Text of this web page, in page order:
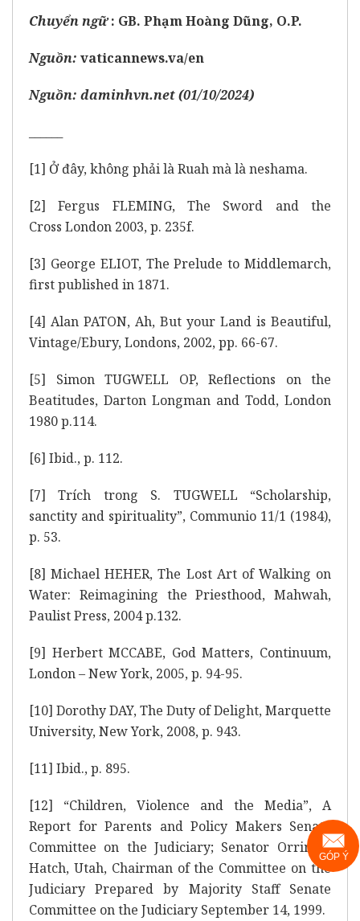
Chuyển ngữ: GB. Phạm Hoàng Dũng, O.P.
Nguồn: vaticannews.va/en
Nguồn: daminhvn.net (01/10/2024)
[1] Ở đây, không phải là Ruah mà là neshama.
[2] Fergus FLEMING, The Sword and the
Cross London 2003, p. 235f.
[3] George ELIOT, The Prelude to Middlemarch,
first published in 1871.
[4] Alan PATON, Ah, But your Land is Beautiful,
Vintage/Ebury, Londons, 2002, pp. 66-67.
[5] Simon TUGWELL OP, Reflections on the
Beatitudes, Darton Longman and Todd, London
1980 p.114.
[6] Ibid., p. 112.
[7] Trích trong S. TUGWELL “Scholarship,
sanctity and spirituality”, Communio 11/1 (1984),
p. 53.
[8] Michael HEHER, The Lost Art of Walking on
Water: Reimagining the Priesthood, Mahwah,
Paulist Press, 2004 p.132.
[9] Herbert MCCABE, God Matters, Continuum,
London – New York, 2005, p. 94-95.
[10] Dorothy DAY, The Duty of Delight, Marquette
University, New York, 2008, p. 943.
[11] Ibid., p. 895.
[12] “Children, Violence and the Media”, A
Report for Parents and Policy Makers Senate
Committee on the Judiciary; Senator Orrin G.
Hatch, Utah, Chairman of the Committee on the
Judiciary Prepared by Majority Staff Senate
Committee on the Judiciary September 14, 1999.
GÓP Ý